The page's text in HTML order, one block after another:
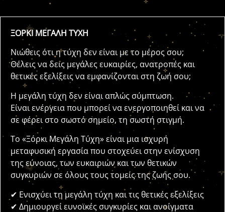
ΞΟΡΚΙ ΜΕΓΑΛΗ ΤΥΧΗ
Νιώθεις ότι η τύχη δεν είναι με το μέρος σου;
Θέλεις να δεις μεγάλες ευκαιρίες, ανατροπές και
θετικές εξελίξεις να εμφανίζονται στη ζωή σου;
Η μεγάλη τύχη δεν είναι απλώς σύμπτωση.
Είναι ενέργεια που μπορεί να ενεργοποιηθεί και να
σε φέρει στο σωστό σημείο, τη σωστή στιγμή.
Το «Ξόρκι Μεγάλη Τύχη» είναι μια ισχυρή
μεταφυσική εργασία που στοχεύει στην ενίσχυση
της εύνοιας, των ευκαιριών και των θετικών
συγκυριών σε όλους τους τομείς της ζωής σου.
✔ Ενισχύει τη μεγάλη τύχη και τις θετικές εξελίξεις
✔ Δημιουργεί ευνοϊκές συγκυρίες και ανοίγματα